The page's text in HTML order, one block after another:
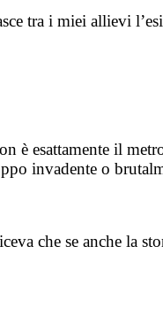
tra i miei allievi
è esattamente il
invadente o
che se anche la